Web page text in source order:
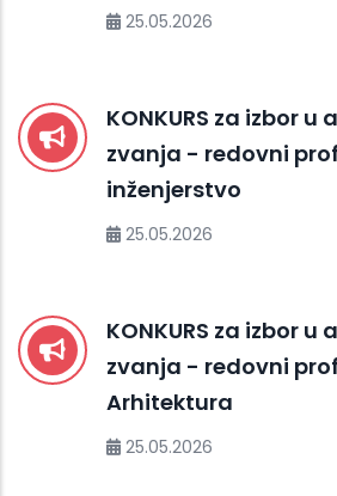
25.05.2026
KONKURS za izbor
zvanja - redovni
inženjerstvo
25.05.2026
KONKURS za izbor
zvanja - redovni
Arhitektura
25.05.2026